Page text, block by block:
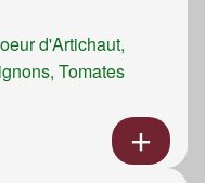
d'Artichaut,
Tomates